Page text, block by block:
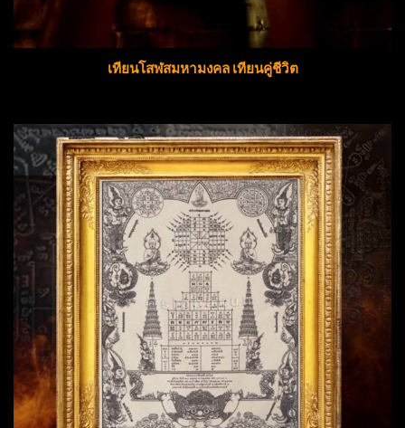
เทียนโสฬสมหามงคล เทียนคู่ชีวิต